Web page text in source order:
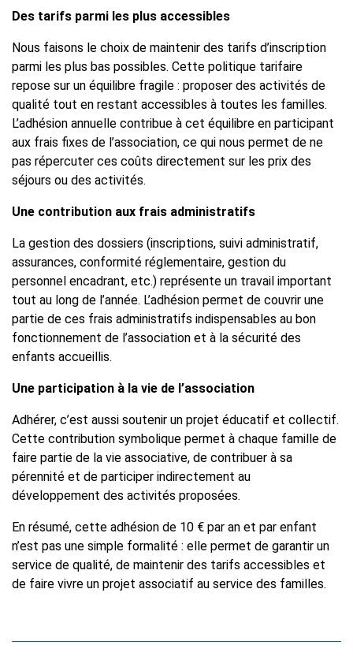
Des tarifs parmi les plus accessibles
Nous faisons le choix de maintenir des tarifs d’inscription
parmi les plus bas possibles. Cette politique tarifaire
repose sur un équilibre fragile : proposer des activités de
qualité tout en restant accessibles à toutes les familles.
L’adhésion annuelle contribue à cet équilibre en participant
aux frais fixes de l’association, ce qui nous permet de ne
pas répercuter ces coûts directement sur les prix des
séjours ou des activités.
Une contribution aux frais administratifs
La gestion des dossiers (inscriptions, suivi administratif,
assurances, conformité réglementaire, gestion du
personnel encadrant, etc.) représente un travail important
tout au long de l’année. L’adhésion permet de couvrir une
partie de ces frais administratifs indispensables au bon
fonctionnement de l’association et à la sécurité des
enfants accueillis.
Une participation à la vie de l’association
Adhérer, c’est aussi soutenir un projet éducatif et collectif.
Cette contribution symbolique permet à chaque famille de
faire partie de la vie associative, de contribuer à sa
pérennité et de participer indirectement au
développement des activités proposées.
En résumé, cette adhésion de 10 € par an et par enfant
n’est pas une simple formalité : elle permet de garantir un
service de qualité, de maintenir des tarifs accessibles et
de faire vivre un projet associatif au service des familles.